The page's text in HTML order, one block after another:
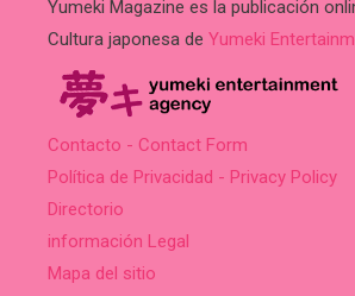
Yumeki Magazine es la publicación
Cultura japonesa de Yumeki
Contacto - Contact Form
Política de Privacidad - Privacy Policy
Directorio
información Legal
Mapa del sitio